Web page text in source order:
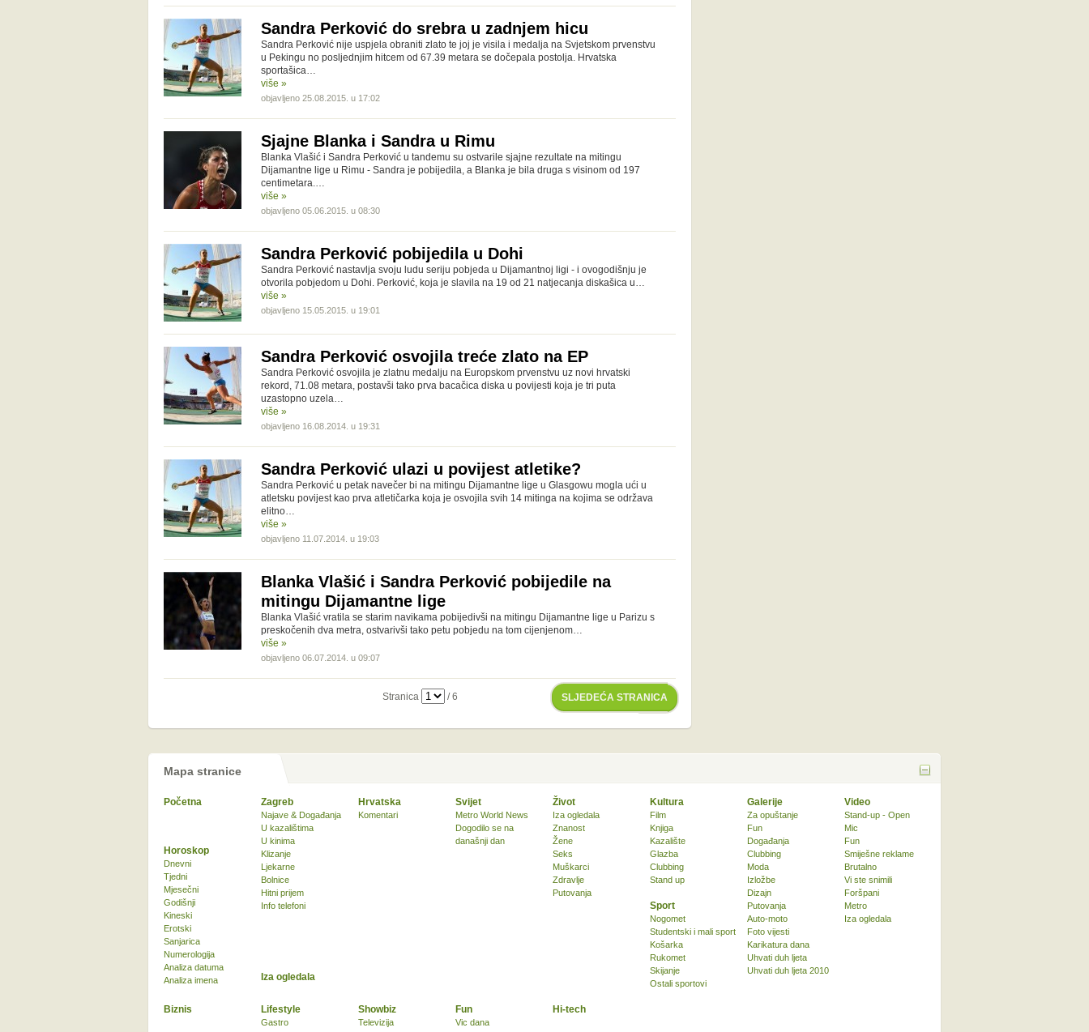
Sandra Perković do srebra u zadnjem hicu
Sandra Perković nije uspjela obraniti zlato te joj je visila i medalja na Svjetskom prvenstvu
u Pekingu no posljednjim hitcem od 67.39 metara se dočepala postolja. Hrvatska
sportašica…
više »
objavljeno 25.08.2015. u 17:02
Sjajne Blanka i Sandra u Rimu
Blanka Vlašić i Sandra Perković u tandemu su ostvarile sjajne rezultate na mitingu
Dijamantne lige u Rimu - Sandra je pobijedila, a Blanka je bila druga s visinom od 197
centimetara.…
više »
objavljeno 05.06.2015. u 08:30
Sandra Perković pobijedila u Dohi
Sandra Perković nastavlja svoju ludu seriju pobjeda u Dijamantnoj ligi - i ovogodišnju je
otvorila pobjedom u Dohi. Perković, koja je slavila na 19 od 21 natjecanja diskašica u…
više »
objavljeno 15.05.2015. u 19:01
Sandra Perković osvojila treće zlato na EP
Sandra Perković osvojila je zlatnu medalju na Europskom prvenstvu uz novi hrvatski
rekord, 71.08 metara, postavši tako prva bacačica diska u povijesti koja je tri puta
uzastopno uzela…
više »
objavljeno 16.08.2014. u 19:31
Sandra Perković ulazi u povijest atletike?
Sandra Perković u petak navečer bi na mitingu Dijamantne lige u Glasgowu mogla ući u
atletsku povijest kao prva atletičarka koja je osvojila svih 14 mitinga na kojima se održava
elitno…
više »
objavljeno 11.07.2014. u 19:03
Blanka Vlašić i Sandra Perković pobijedile na
mitingu Dijamantne lige
Blanka Vlašić vratila se starim navikama pobijedivši na mitingu Dijamantne lige u Parizu s
preskočenih dva metra, ostvarivši tako petu pobjedu na tom cijenjenom…
više »
objavljeno 06.07.2014. u 09:07
SLJEDEĆA STRANICA
Stranica / 6
Mapa stranice
Početna Zagreb
Najave & Događanja
U kazalištima
U kinima
Klizanje
Ljekarne
Bolnice
Hitni prijem
Info telefoni
Hrvatska
Komentari
Svijet
Metro World News
Dogodilo se na
današnji dan
Život
Iza ogledala
Znanost
Žene
Seks
Muškarci
Zdravlje
Putovanja
Kultura
Film
Knjiga
Kazalište
Glazba
Clubbing
Stand up
Sport
Nogomet
Studentski i mali sport
Košarka
Rukomet
Skijanje
Ostali sportovi
Biznis Lifestyle
Gastro
Showbiz
Televizija
Fun
Vic dana
Horoskop
Dnevni
Tjedni
Mjesečni
Godišnji
Kineski
Erotski
Sanjarica
Numerologija
Analiza datuma
Analiza imena
Iza ogledala
Hi-tech
Galerije
Za opuštanje
Fun
Događanja
Clubbing
Moda
Izložbe
Dizajn
Putovanja
Auto-moto
Foto vijesti
Karikatura dana
Uhvati duh ljeta
Uhvati duh ljeta 2010
Video
Stand-up - Open
Mic
Fun
Smiješne reklame
Brutalno
Vi ste snimili
Foršpani
Metro
Iza ogledala